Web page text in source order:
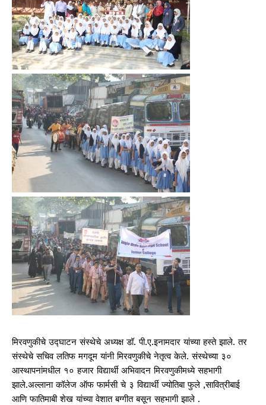
मिरवणुकीचे उद्घाटन संस्थेचे अध्यक्ष डॉ. पी.ए.इनामदार यांच्या हस्ते झाले. तर
संस्थेचे सचिव लतिफ मगदूम यांनी मिरवणुकीचे नेतृत्व केले. संस्थेच्या ३०
आस्थापनांमधील १० हजार विद्यार्थी अभिवादन मिरवणुकीमध्ये सहभागी
झाले.अल्लाना कॉलेज ऑफ फार्मसी चे ३ विद्यार्थी ज्योतिबा फुले ,सावित्रीबाई
आणि फातिमाबी शेख यांच्या वेशात बग्गीत बसून सहभागी झाले .